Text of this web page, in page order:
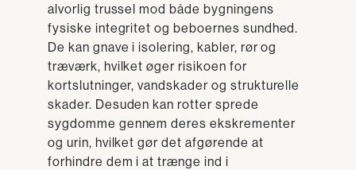
alvorlig trussel mod både bygningens
fysiske integritet og beboernes sundhed.
De kan gnave i isolering, kabler, rør og
træværk, hvilket øger risikoen for
kortslutninger, vandskader og strukturelle
skader. Desuden kan rotter sprede
sygdomme gennem deres ekskrementer
og urin, hvilket gør det afgørende at
forhindre dem i at trænge ind i